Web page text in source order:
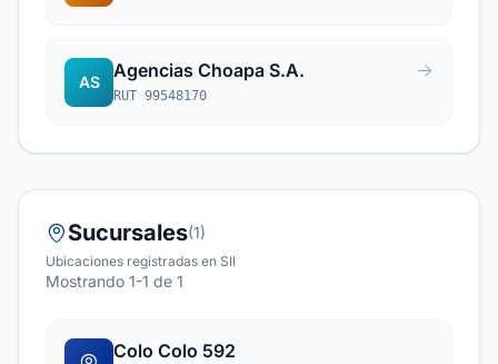
AS
Agencias Choapa S.A.
RUT 99548170
Sucursales(1)
Ubicaciones registradas en SII
Mostrando 1-1 de 1
Colo Colo 592